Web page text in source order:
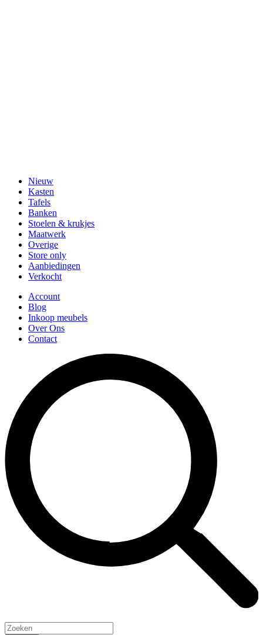
Nieuw
Kasten
Tafels
Banken
Stoelen & krukjes
Maatwerk
Overige
Store only
Aanbiedingen
Verkocht
Account
Blog
Inkoop meubels
Over Ons
Contact